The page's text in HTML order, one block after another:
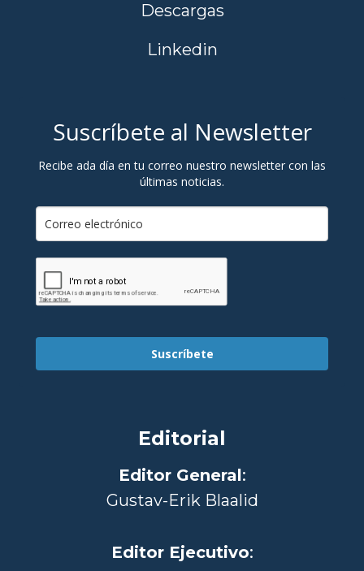
Descargas
Linkedin
Suscríbete al Newsletter
Recibe ada día en tu correo nuestro newsletter con las
últimas noticias.
Suscríbete
Editorial
Editor General:
Gustav-Erik Blaalid
Editor Ejecutivo: